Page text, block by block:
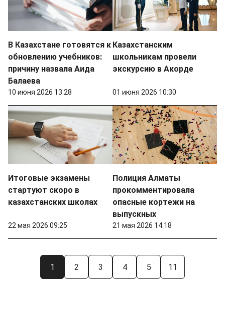
В Казахстане готовятся к
обновлению учебников:
причину назвала Аида
Балаева
10 июня 2026 13:28
Казахстанским
школьникам провели
экскурсию в Акорде
01 июня 2026 10:30
Итоговые экзамены
стартуют скоро в
казахстанских школах
22 мая 2026 09:25
Полиция Алматы
прокомментировала
опасные кортежи на
выпускных
21 мая 2026 14:18
1 2 3 4 5 11